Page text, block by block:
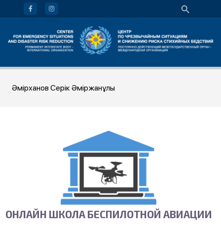
Әмірханов Серік Әміржанұлы
ОНЛАЙН ШКОЛА БЕСПИЛОТНОЙ АВИАЦИИ